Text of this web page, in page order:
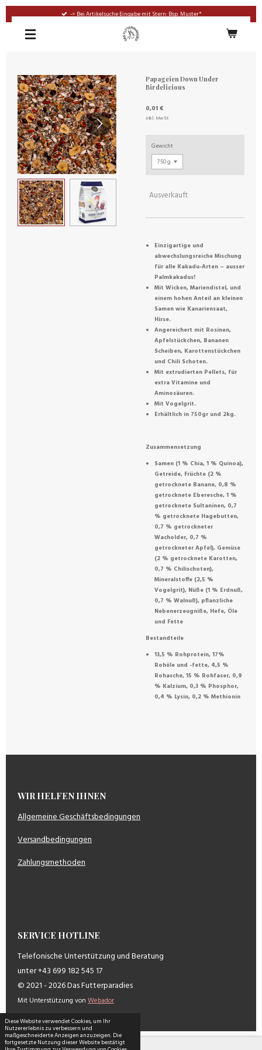
Diese Website verwendet Cookies, um Ihr
Nutzererlebnis zu verbessern und
maßgeschneiderte Anzeigen anzuzeigen. Die
fortgesetzte Nutzung dieser Website bestätigt
springen
-> Bei Artikelsuche Eingabe mit Stern: Bsp. Muster*
Papageien Down Under
Birdelicious
0,01 €
inkl. MwSt
Gewicht
Ausverkauft
Einzigartige und
abwechslungsreiche Mischung
für alle Kakadu-Arten – ausser
Palmkakadus!
Mit Wicken, Mariendistel, und
einem hohen Anteil an kleinen
Samen wie Kanariensaat,
Hirse.
Angereichert mit Rosinen,
Apfelstückchen, Bananen
Scheiben, Karottenstückchen
und Chili Schoten.
Mit extrudierten Pellets, für
extra Vitamine und
Aminosäuren.
Mit Vogelgrit.
Erhältlich in 750gr und 2kg.
Zusammensetzung
Samen (1 % Chia, 1 % Quinoa),
Getreide, Früchte (2 %
getrocknete Banane, 0,8 %
getrocknete Eberesche, 1 %
getrocknete Sultaninen, 0,7
% getrocknete Hagebutten,
0,7 % getrockneter
Wacholder, 0,7 %
getrockneter Apfel), Gemüse
(2 % getrocknete Karotten,
0,7 % Chilischoten),
Mineralstoffe (2,5 %
Vogelgrit), Nüße (1 % Erdnuß,
0,7 % Walnuß), pflanzliche
Nebenerzeugniße, Hefe, Öle
und Fette
Bestandteile
13,5 % Rohprotein, 17%
Rohöle und -fette, 4,5 %
Rohasche, 15 % Rohfaser, 0,9
% Kalzium, 0,3 % Phosphor,
0,4 % Lysin, 0,2 % Methionin
WIR HELFEN IHNEN
Allgemeine Geschäftsbedingungen
Versandbedingungen
Zahlungsmethoden
SERVICE HOTLINE
Telefonische Unterstützung und Beratung
unter +43 699 182 545 17
© 2021 - 2026 Das Futterparadies
Mit Unterstützung von Webador